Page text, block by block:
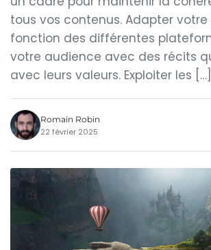
tous vos contenus. Adapter votre
fonction des différentes
votre audience avec des récits
avec leurs valeurs. Exploiter les […]
Romain Robin
22 février 2025